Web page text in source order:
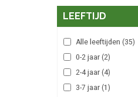
LEEFTIJD
Alle leeftijden (35)
0-2 jaar (2)
2-4 jaar (4)
3-7 jaar (1)